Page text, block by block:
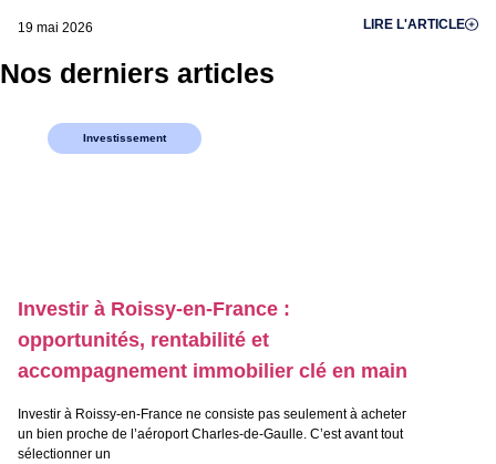
19 mai 2026 LIRE L'ARTICLE
Nos derniers articles
Investissement
Investir à Roissy-en-France :
opportunités, rentabilité et
accompagnement immobilier clé en main
Investir à Roissy-en-France ne consiste pas seulement à acheter
un bien proche de l’aéroport Charles-de-Gaulle. C’est avant tout
sélectionner un